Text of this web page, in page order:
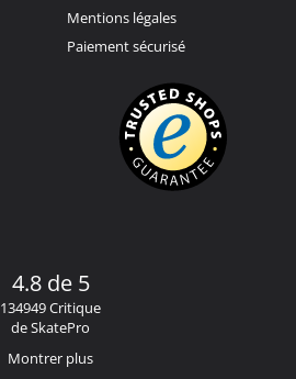
Mentions légales
Paiement sécurisé
4.8 de 5
134949 Critique
de SkatePro
Montrer plus